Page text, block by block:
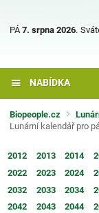
PÁ 7. srpna 2026.
NABÍDKA
Biopeople.cz
Lunární kalendář pro
2012 2013 2014
2022
2023 2024
2032
2033 2034
2042
2043 2044